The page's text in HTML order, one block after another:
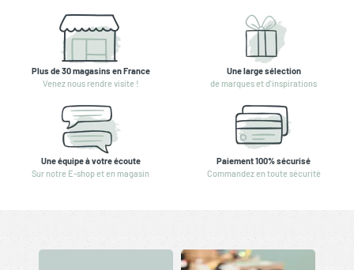
Plus de 30 magasins en France
Venez nous rendre visite !
Une large sélection
de marques et d'inspirations
Une équipe à votre écoute
Sur notre E-shop et en magasin
Paiement 100% sécurisé
Commandez en toute sécurité